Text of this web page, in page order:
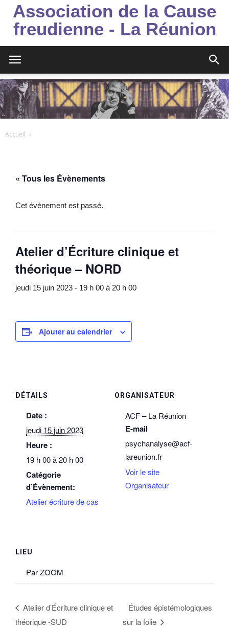
Association de la Cause
freudienne - La Réunion
Accueil
« Tous les Évènements
Cet évènement est passé.
Atelier d’Écriture clinique et
théorique – NORD
jeudi 15 juin 2023 - 19 h 00 à 20 h 00
Ajouter au calendrier
DÉTAILS
Date :
jeudi 15 juin 2023
Heure :
19 h 00 à 20 h 00
Catégorie
d’Évènement:
Atelier écriture de cas
ORGANISATEUR
ACF – La Réunion
E-mail
psychanalyse@acf-
lareunion.fr
Voir le site
Organisateur
LIEU
Par ZOOM
Atelier d’Écriture clinique et
théorique -SUD
Études épistémologiques
sur la folie